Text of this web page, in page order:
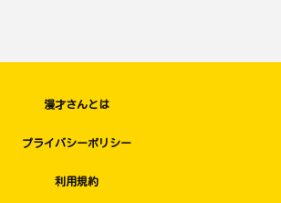
漫才さんとは
プライバシーポリシー
利用規約